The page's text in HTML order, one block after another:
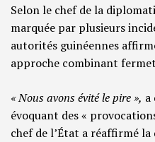
Selon le chef de la
marquée par plusieurs
autorités guinéennes
approche combinant
« Nous avons évité le pire », a
évoquant des «
chef de l’État a réaffirmé